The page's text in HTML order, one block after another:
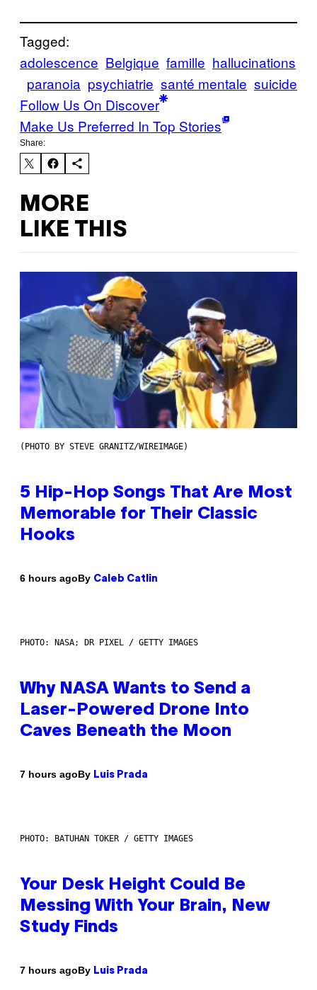
Tagged:
adolescence Belgique famille hallucinations
paranoia psychiatrie santé mentale suicide
Follow Us On Discover
Make Us Preferred In Top Stories
Share:
MORE
LIKE THIS
(PHOTO BY STEVE GRANITZ/WIREIMAGE)
5 Hip-Hop Songs That Are Most
Memorable for Their Classic
Hooks
6 hours agoBy Caleb Catlin
PHOTO: NASA; DR PIXEL / GETTY IMAGES
Why NASA Wants to Send a
Laser-Powered Drone Into
Caves Beneath the Moon
7 hours agoBy Luis Prada
PHOTO: BATUHAN TOKER / GETTY IMAGES
Your Desk Height Could Be
Messing With Your Brain, New
Study Finds
7 hours agoBy Luis Prada